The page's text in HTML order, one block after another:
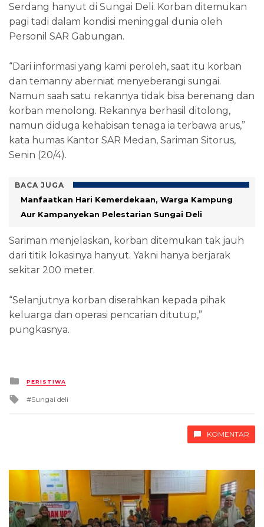
Serdang hanyut di Sungai Deli. Korban ditemukan
pagi tadi dalam kondisi meninggal dunia oleh
Personil SAR Gabungan.
“Dari informasi yang kami peroleh, saat itu korban
dan temanny aberniat menyeberangi sungai.
Namun saah satu rekannya tidak bisa berenang dan
korban menolong. Rekannya berhasil ditolong,
namun diduga kehabisan tenaga ia terbawa arus,”
kata humas Kantor SAR Medan, Sariman Sitorus,
Senin (20/4).
BACA JUGA
Manfaatkan Hari Kemerdekaan, Warga Kampung
Aur Kampanyekan Pelestarian Sungai Deli
Sariman menjelaskan, korban ditemukan tak jauh
dari titik lokasinya hanyut. Yakni hanya berjarak
sekitar 200 meter.
“Selanjutnya korban diserahkan kepada pihak
keluarga dan operasi pencarian ditutup,”
pungkasnya.
Posted
in
PERISTIWA
Tagged
Sungai deli
KOMENTAR